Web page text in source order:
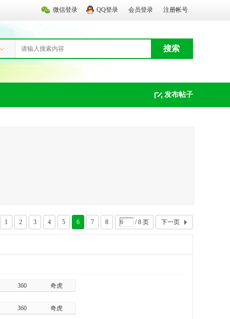
微信登录 QQ登录 会员登录 注册帐号
搜索
发布帖子
1 2 3 4 5 6 7 8 / 8 页 下一页
360 奇虎
360 奇虎